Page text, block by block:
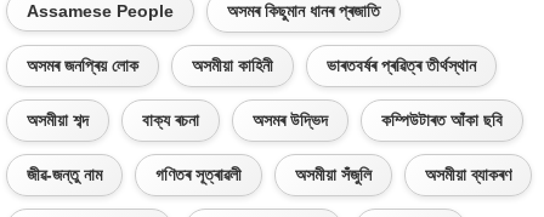
Assamese People অসমৰ কিছুমান ধানৰ প্ৰজাতি
অসমৰ জনপ্ৰিয় লোক অসমীয়া কাহিনী ভাৰতবৰ্ষৰ প্ৰৱিত্ৰ তীৰ্থস্থান
অসমীয়া শব্দ বাক্য ৰচনা অসমৰ উদ্ভিদ কম্পিউটাৰত আঁকা ছবি
জীৱ-জন্তু নাম গণিতৰ সূত্ৰাৱলী অসমীয়া সঁজুলি অসমীয়া ব্যাকৰণ